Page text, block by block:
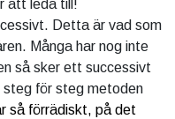
att leda till!
Detta är vad som
Många har nog inte
så sker ett successivt
för steg metoden
så förrädiskt, på det